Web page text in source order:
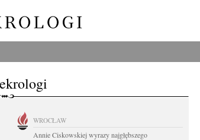
WROCŁAW
Annie Ciskowskiej wyrazy najgłębszego